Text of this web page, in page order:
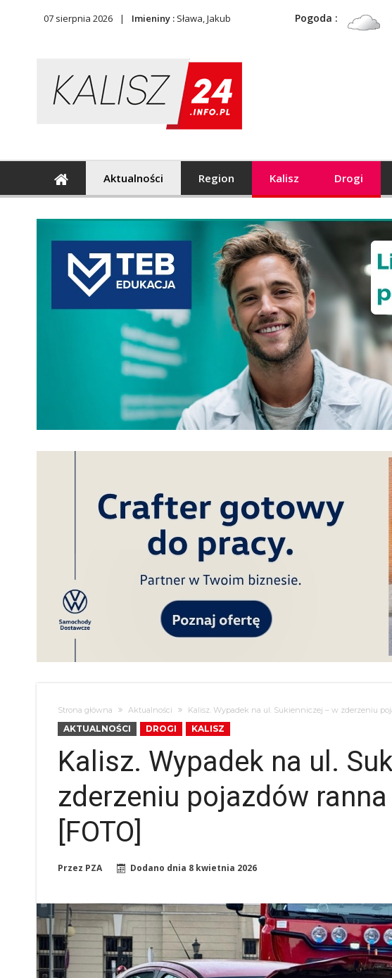
07 sierpnia 2026 Imieniny : Sława, Jakub Pogoda :
Aktualności Region Kalisz Drogi
Strona główna Aktualności Kalisz. Wypadek na ul. Sukienniczej – w zderzeniu
AKTUALNOŚCI DROGI KALISZ
Kalisz. Wypadek na ul.
zderzeniu pojazdów
[FOTO]
Przez PZA Dodano dnia 8 kwietnia 2026